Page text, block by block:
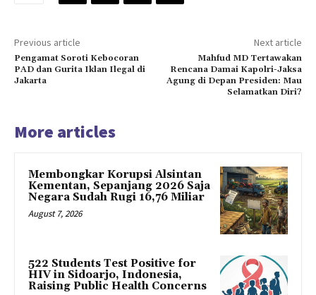
Previous article
Pengamat Soroti Kebocoran
PAD dan Gurita Iklan Ilegal di
Jakarta
Next article
Mahfud MD Tertawakan
Rencana Damai Kapolri-Jaksa
Agung di Depan Presiden: Mau
Selamatkan Diri?
More articles
Membongkar Korupsi Alsintan
Kementan, Sepanjang 2026 Saja
Negara Sudah Rugi 16,76 Miliar
August 7, 2026
522 Students Test Positive for
HIV in Sidoarjo, Indonesia,
Raising Public Health Concerns